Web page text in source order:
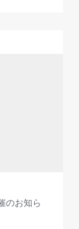
のお知ら